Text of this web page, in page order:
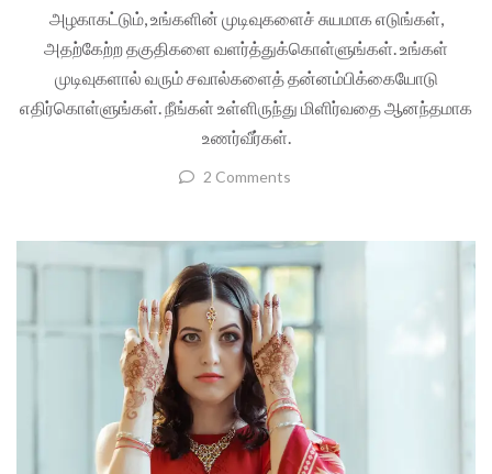
அழகாகட்டும், உங்களின் முடிவுகளைச் சுயமாக எடுங்கள்,
அதற்கேற்ற தகுதிகளை வளர்த்துக்கொள்ளுங்கள். உங்கள்
முடிவுகளால் வரும் சவால்களைத் தன்னம்பிக்கையோடு
எதிர்கொள்ளுங்கள். நீங்கள் உள்ளிருந்து மிளிர்வதை ஆனந்தமாக
உணர்வீர்கள்.
2 Comments